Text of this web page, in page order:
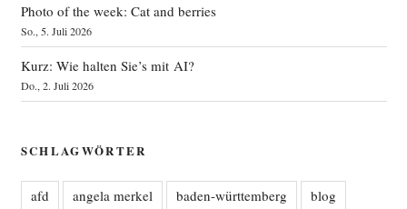
Photo of the week: Cat and berries
So., 5. Juli 2026
Kurz: Wie halten Sie’s mit AI?
Do., 2. Juli 2026
SCHLAGWÖRTER
afd angela merkel baden-württemberg
blog